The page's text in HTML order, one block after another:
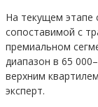
На текущем этапе
сопоставимой с
премиальном
диапазон в 65
верхним
эксперт.